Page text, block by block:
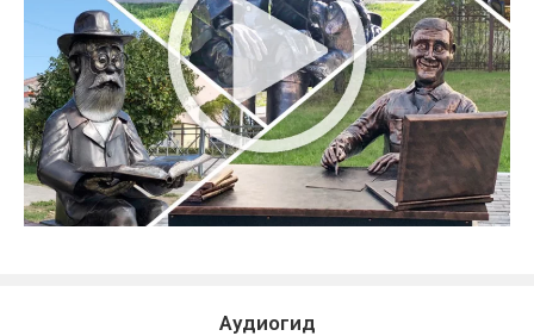
Аудиогид